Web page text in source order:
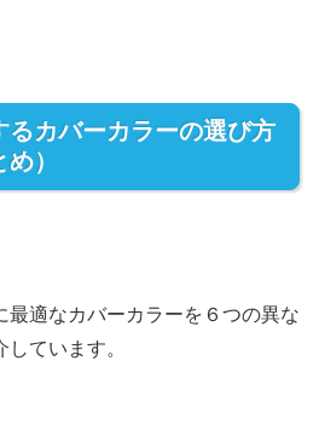
るカバーカラーの選び方
）
最適なカバーカラーを６つの異な
ています。